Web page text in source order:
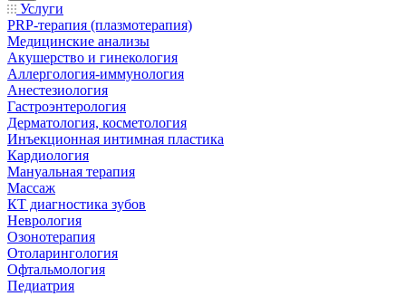
Услуги
PRP-терапия (плазмотерапия)
Медицинские анализы
Акушерство и гинекология
Аллергология-иммунология
Анестезиология
Гастроэнтерология
Дерматология, косметология
Инъекционная интимная пластика
Кардиология
Мануальная терапия
Массаж
КТ диагностика зубов
Неврология
Озонотерапия
Отоларингология
Офтальмология
Педиатрия